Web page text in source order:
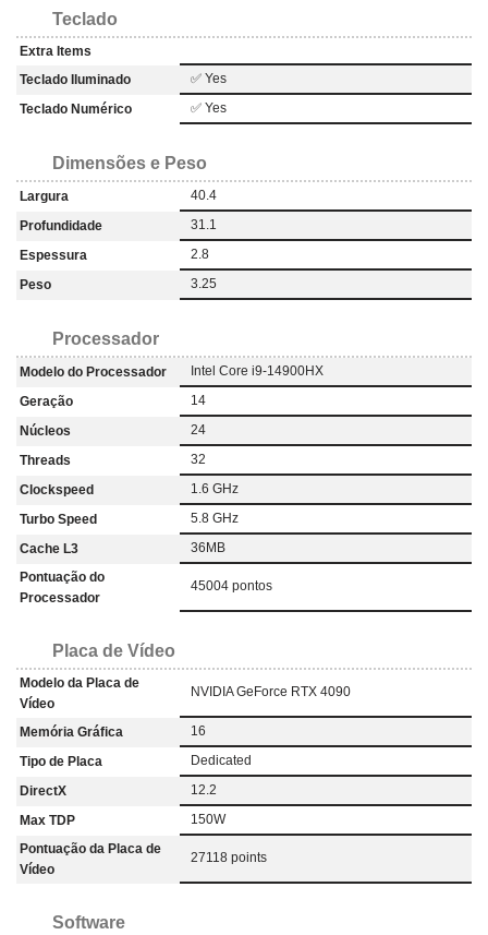
Teclado
Extra Items
Teclado Iluminado
✅ Yes
Teclado Numérico
✅ Yes
Dimensões e Peso
Largura
40.4
Profundidade
31.1
Espessura
2.8
Peso
3.25
Processador
Modelo do Processador
Intel Core i9-14900HX
Geração
14
Núcleos
24
Threads
32
Clockspeed
1.6 GHz
Turbo Speed
5.8 GHz
Cache L3
36MB
Pontuação do
Processador
45004 pontos
Placa de Vídeo
Modelo da Placa de
Vídeo
NVIDIA GeForce RTX 4090
Memória Gráfica
16
Tipo de Placa
‎Dedicated
DirectX
12.2
Max TDP
150W
Pontuação da Placa de
Vídeo
27118 points
Software